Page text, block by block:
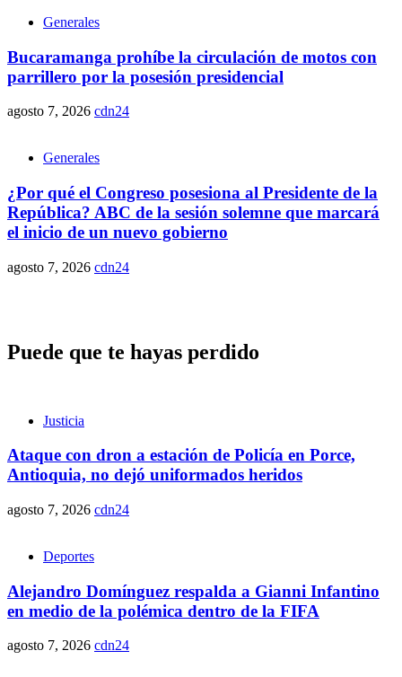
Generales
Bucaramanga prohíbe la circulación de motos con
parrillero por la posesión presidencial
agosto 7, 2026 cdn24
Generales
¿Por qué el Congreso posesiona al Presidente de la
República? ABC de la sesión solemne que marcará
el inicio de un nuevo gobierno
agosto 7, 2026 cdn24
Puede que te hayas perdido
Justicia
Ataque con dron a estación de Policía en Porce,
Antioquia, no dejó uniformados heridos
agosto 7, 2026 cdn24
Deportes
Alejandro Domínguez respalda a Gianni Infantino
en medio de la polémica dentro de la FIFA
agosto 7, 2026 cdn24